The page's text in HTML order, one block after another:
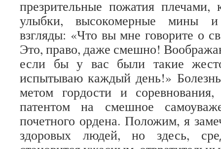
презрительные пожатия плечами,
улыбки, высокомерные мины
взгляды: «Что вы мне говорите о
Это, право, даже смешно!
если бы у вас были такие
испытываю каждый день!»
метом гордости и
патентом на смешное
почетного ордена. Положим, я
здоровых людей, но здесь,